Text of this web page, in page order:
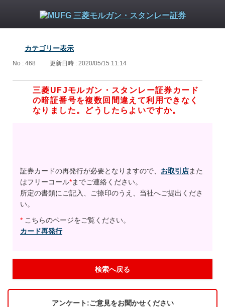
カテゴリー表示
No : 468 更新日時 : 2020/05/15 11:14
三菱UFJモルガン・スタンレー証券カード
の暗証番号を複数回間違えて利用できなく
なりました。どうしたらよいですか。
証券カードの再発行が必要となりますので、 お取引店また
はフリーコール*までご連絡ください。
所定の書類にご記入、ご捺印のうえ、当社へご提出くださ
い。
* こちらのページをご覧ください。
カード再発行
検索へ戻る
アンケート:ご意見をお聞かせください